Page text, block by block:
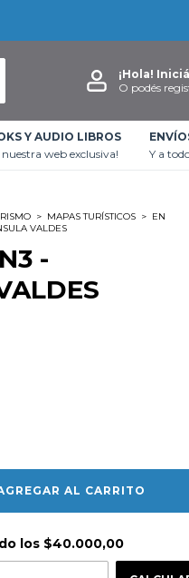
¡Hola!
O podés
Y AUDIO LIBROS
web exclusiva!
Y a
> MAPAS TURÍSTICOS > EN
VALDES
-
$40.000,00
los $40.000,00